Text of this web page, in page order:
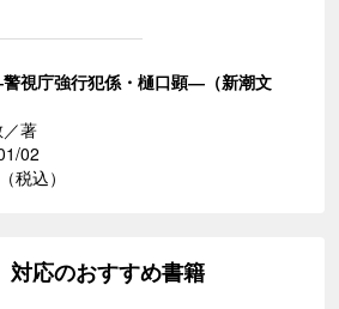
視庁強行犯係・樋口顕―（新潮文
著
02
税込）
対応のおすすめ書籍